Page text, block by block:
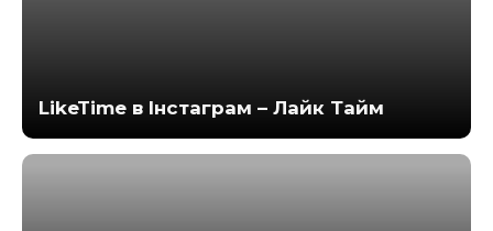
LikeTime в Інстаграм – Лайк Тайм